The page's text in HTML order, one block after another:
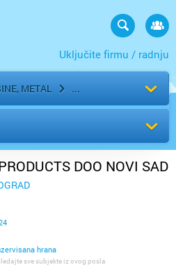
Uključite firmu / radnju
METAL
DOO NOVI SAD
hrana
sve subjekte iz ovog posla